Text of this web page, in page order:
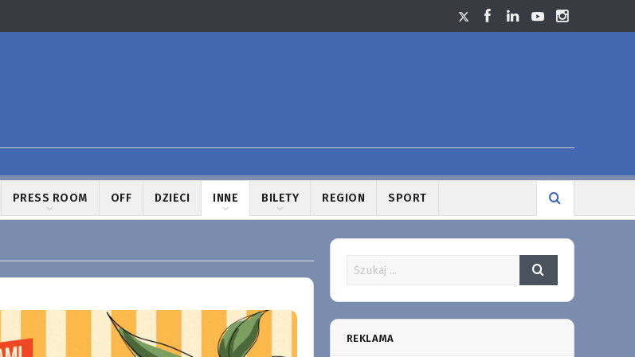
PRESS ROOM OFF DZIECI INNE BILETY REGION SPORT
REKLAMA